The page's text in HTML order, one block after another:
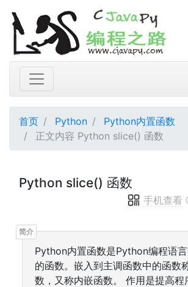
首页 Python
Python内置函数
正文内容 Python slice() 函数
Python slice() 函数
手机查看
Python内置函数是Python编程语
的函数。嵌入到主调函数中的函数
数，又称内嵌函数。 作用是提高程